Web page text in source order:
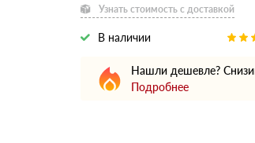
Узнать стоимость с доставкой
В наличии
Нашли дешевле?
Подробнее